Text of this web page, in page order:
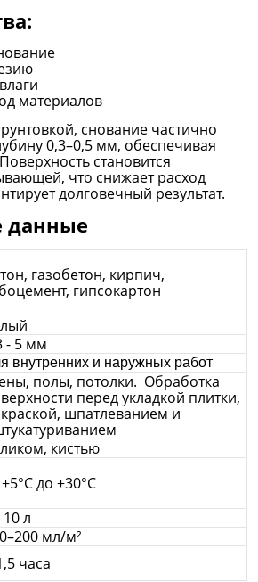
материалов
снование частично
0,3–0,5 мм, обеспечивая
становится
что снижает расход
долговечный результат.
данные
газобетон, кирпич,
гипсокартон
- 5 мм
внутренних и наружных работ
полы, потолки. Обработка
перед укладкой плитки,
шпатлеванием и
кистью
до +30°C
л
мл/м²
часа